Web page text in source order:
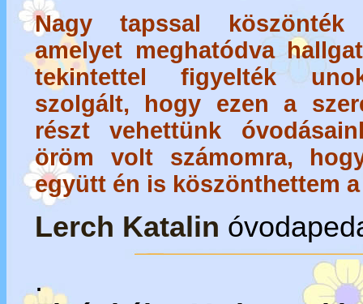
Nagy tapssal köszönték
amelyet meghatódva
tekintettel figyelték
szolgált, hogy ezen a
részt vehettünk
öröm volt számomra,
együtt én is köszönthettem
Lerch Katalin
.